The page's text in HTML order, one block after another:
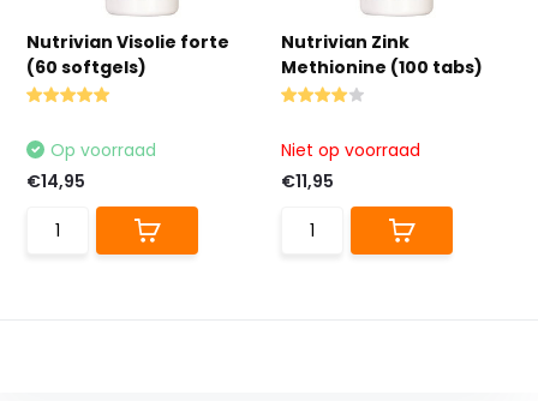
Nutrivian Visolie forte
(60 softgels)
Op voorraad
€14,95
Nutrivian Zink
Methionine (100 tabs)
Niet op voorraad
€11,95